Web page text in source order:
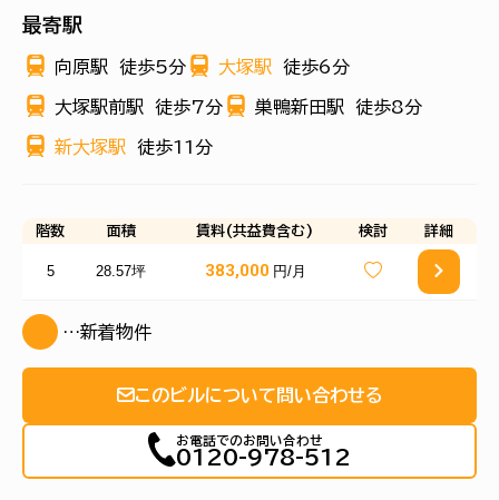
最寄駅
向原駅 徒歩5分 大塚駅 徒歩6分
大塚駅前駅 徒歩7分 巣鴨新田駅 徒歩8分
新大塚駅 徒歩11分
階数 面積 賃料(共益費含む) 検討 詳細
5 28.57坪 383,000 円/月
…新着物件
このビルについて問い合わせる
お電話でのお問い合わせ
0120-978-512